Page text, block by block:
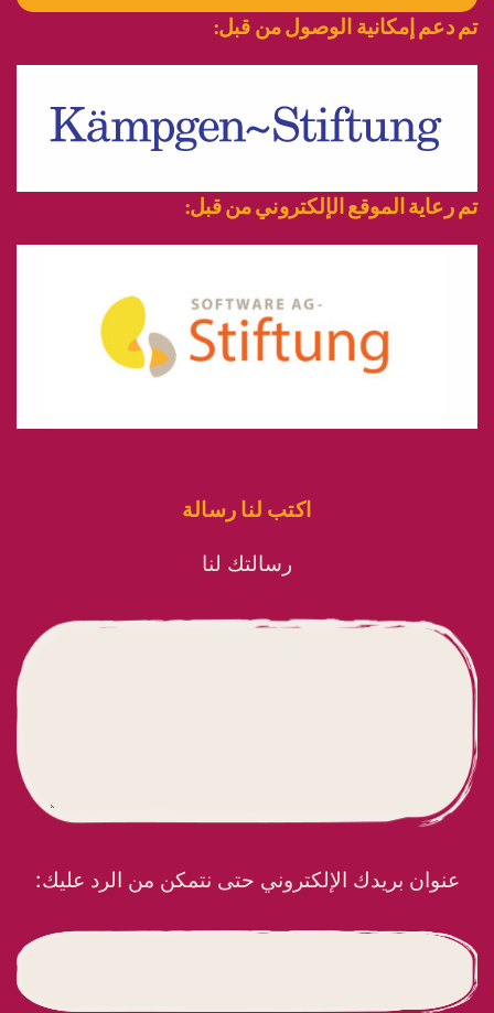
تم دعم إمكانية الوصول من قبل:
تم رعاية الموقع الإلكتروني من قبل:
اكتب لنا رسالة
رسالتك لنا
عنوان بريدك الإلكتروني حتى نتمكن من الرد عليك: